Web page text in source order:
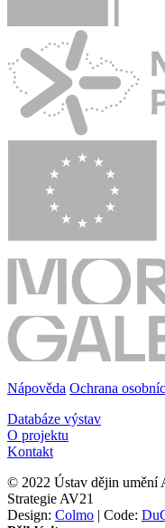
Nápověda Ochrana
Databáze výstav
O projektu
Kontakt
© 2022 Ústav dějin umění
Strategie AV21
Design: Colmo | Code: